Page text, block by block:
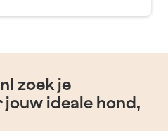
zoek je
ideale hond,